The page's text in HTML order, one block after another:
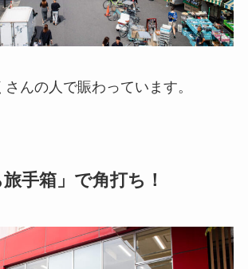
んの人で賑わっています。
旅手箱」で角打ち！